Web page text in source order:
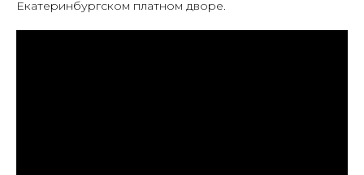
Екатеринбургском платном дворе.